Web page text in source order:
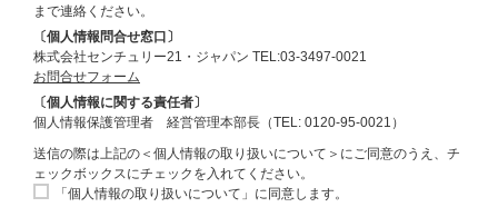
まで連絡ください。
〔個人情報問合せ窓口〕
株式会社センチュリー21・ジャパン TEL:03-3497-0021
お問合せフォーム
〔個人情報に関する責任者〕
個人情報保護管理者 経営管理本部長（TEL: 0120-95-0021）
送信の際は上記の＜個人情報の取り扱いについて＞にご同意のうえ、チ
ェックボックスにチェックを入れてください。
「個人情報の取り扱いについて」に同意します。